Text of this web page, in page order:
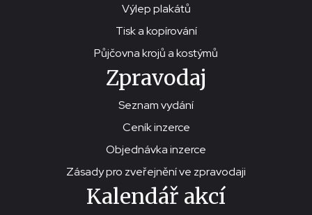
Výlep plakátů
Tisk a kopírování
Půjčovna krojů a kostýmů
Zpravodaj
Seznam vydání
Ceník inzerce
Objednávka inzerce
Zásady pro zveřejnění ve zpravodaji
Kalendář akcí